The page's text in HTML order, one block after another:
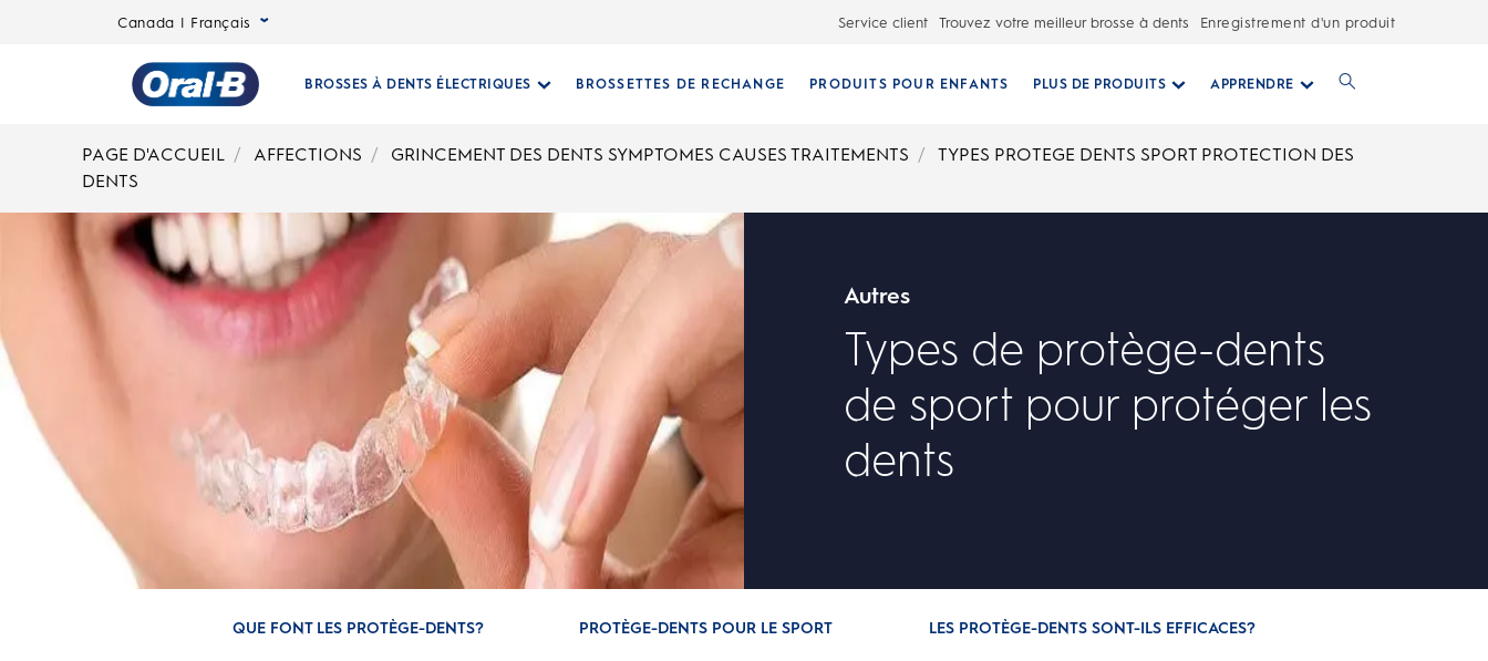
Canada | Français Service client Trouvez votre meilleur brosse à dents Enregistrement d'un produit
Page
d’accueil
BROSSES À DENTS ÉLECTRIQUES BROSSETTES DE RECHANGE PRODUITS POUR ENFANTS PLUS DE PRODUITS APPRENDRE
PAGE D'ACCUEIL AFFECTIONS GRINCEMENT DES DENTS SYMPTOMES CAUSES TRAITEMENTS
TYPES PROTEGE DENTS SPORT PROTECTION DES
DENTS
Autres
Types de protège-dents
de sport pour protéger les
dents
QUE FONT LES PROTÈGE-DENTS? PROTÈGE-DENTS POUR LE SPORT LES PROTÈGE-DENTS SONT-ILS EFFICACES?